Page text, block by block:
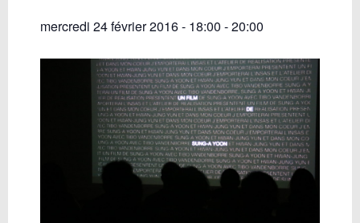
mercredi 24 février 2016 - 18:00 -20:00